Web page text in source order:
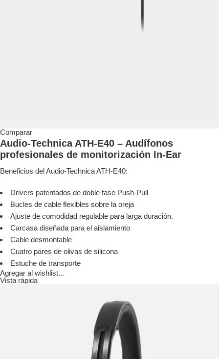
Comparar
Audio-Technica ATH-E40 – Audífonos
profesionales de monitorización In-Ear
Beneficios del Audio-Technica ATH-E40:
Drivers patentados de doble fase Push-Pull
Bucles de cable flexibles sobre la oreja
Ajuste de comodidad regulable para larga duración.
Carcasa diseñada para el aislamiento
Cable desmontable
Cuatro pares de olivas de silicona
Estuche de transporte
Agregar al wishlist...
Vista rápida